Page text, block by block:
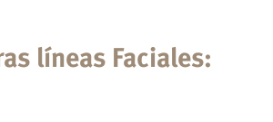
líneas Faciales: